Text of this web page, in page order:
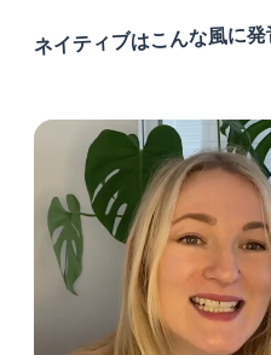
ネイティブはこんな風に